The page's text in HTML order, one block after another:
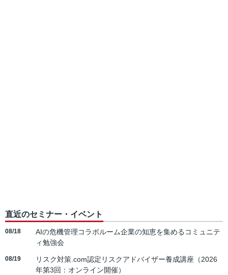
直近のセミナー・イベント
08/18
AIの危機管理コラボルーム企業の知恵を集めるコミュニテ
ィ勉強会
08/19
リスク対策.com認定リスクアドバイザー養成講座（2026
年第3回：オンライン開催）